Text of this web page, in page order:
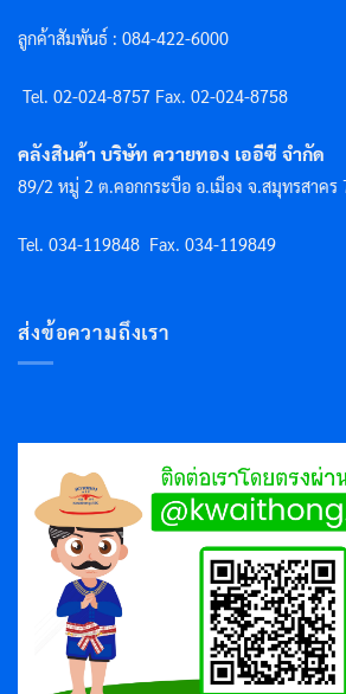
ลูกค้าสัมพันธ์ : 084-422-6000
Tel. 02-024-8757 Fax. 02-024-8758
คลังสินค้า บริษัท ควายทอง เออีซี จำกัด
89/2 หมู่ 2 ต.คอกกระบือ อ.เมือง จ.สมุทรสาคร
Tel. 034-119848 Fax. 034-119849
ส่งข้อความถึงเรา